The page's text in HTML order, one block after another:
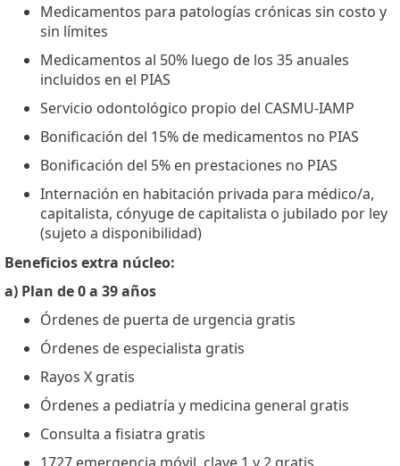
Medicamentos para patologías crónicas sin costo y
sin límites
Medicamentos al 50% luego de los 35 anuales
incluidos en el PIAS
Servicio odontológico propio del CASMU-IAMP
Bonificación del 15% de medicamentos no PIAS
Bonificación del 5% en prestaciones no PIAS
Internación en habitación privada para médico/a,
capitalista, cónyuge de capitalista o jubilado por ley
(sujeto a disponibilidad)
Beneficios extra núcleo:
a) Plan de 0 a 39 años
Órdenes de puerta de urgencia gratis
Órdenes de especialista gratis
Rayos X gratis
Órdenes a pediatría y medicina general gratis
Consulta a fisiatra gratis